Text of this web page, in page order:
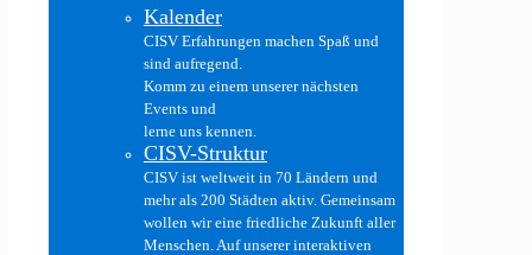
Kalender
CISV Erfahrungen machen Spaß und
sind aufregend.
Komm zu einem unserer nächsten
Events und
lerne uns kennen.
CISV-Struktur
CISV ist weltweit in 70 Ländern und
mehr als 200 Städten aktiv. Gemeinsam
wollen wir eine friedliche Zukunft aller
Menschen. Auf unserer interaktiven